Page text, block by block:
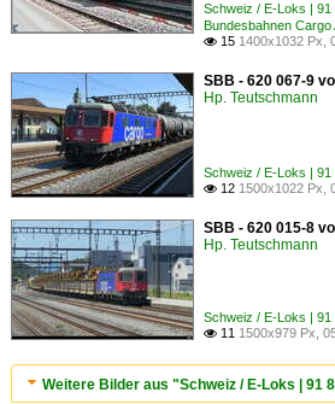
Schweiz / E-Loks |
Bundesbahnen
 15 1400x1032 Px,
SBB - 620 067-9
Hp. Teutschmann
Schweiz / E-Loks |
 12 1500x1022 Px,
SBB - 620 015-8
Hp. Teutschmann
Schweiz / E-Loks |
 11 1500x979 Px,
Weitere Bilder aus "Schweiz / E-Loks |